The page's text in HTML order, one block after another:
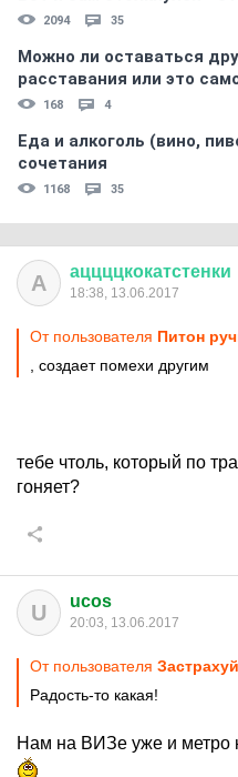
2094 35
Можно ли оставаться
расставания или это
168 4
Еда и алкоголь (вино,
сочетания
1168 35
А аццццкокатстенки
18:38, 13.06.2017
От пользователя Питон
, создает помехи другим
тебе чтоль, который по
гоняет?
U ucos
20:03, 13.06.2017
От пользователя
Радость-то какая!
Нам на ВИЗе уже и метро